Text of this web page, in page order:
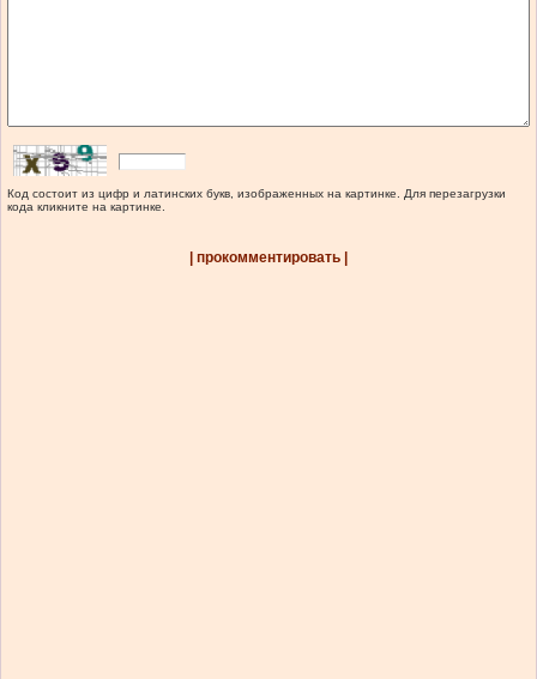
Код состоит из цифр и латинских букв, изображенных на картинке. Для перезагрузки
кода кликните на картинке.
| прокомментировать |